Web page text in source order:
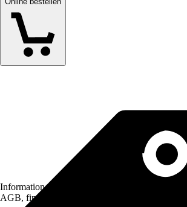
Informationen des Verkäufers, wie z. B.
AGB, finden Sie bei Klick auf den